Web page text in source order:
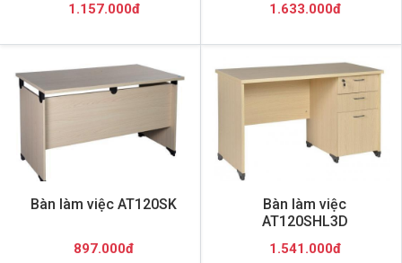
1.157.000đ 1.633.000đ
Bàn làm việc AT120SK
897.000đ
Bàn làm việc
AT120SHL3D
1.541.000đ